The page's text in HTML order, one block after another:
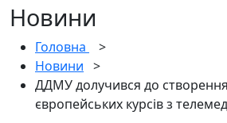
Новини
Головна
>
Новини >
ДДМУ долучився до
європейських курсів з